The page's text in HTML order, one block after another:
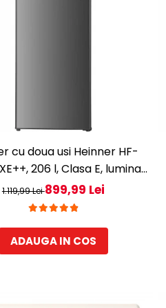
cu doua usi Heinner HF-
206 l, Clasa E, lumina
rafturi de sticla, H 143 cm,
Inox
1.119,99 Lei899,99 Lei
ADAUGA IN COS